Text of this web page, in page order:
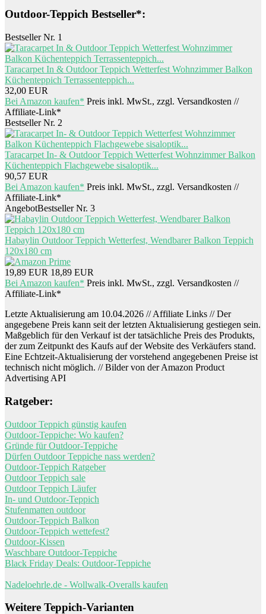
Outdoor-Teppich Bestseller*:
Bestseller Nr. 1
Taracarpet In & Outdoor Teppich Wetterfest Wohnzimmer Balkon
Küchenteppich Terrassenteppich...
32,00 EUR
Bei Amazon kaufen* Preis inkl. MwSt., zzgl. Versandkosten //
Affiliate-Link*
Bestseller Nr. 2
Taracarpet In- & Outdoor Teppich Wetterfest Wohnzimmer Balkon
Küchenteppich Flachgewebe sisaloptik...
90,57 EUR
Bei Amazon kaufen* Preis inkl. MwSt., zzgl. Versandkosten //
Affiliate-Link*
AngebotBestseller Nr. 3
Habaylin Outdoor Teppich Wetterfest, Wendbarer Balkon Teppich
120x180 cm
19,89 EUR 18,89 EUR
Bei Amazon kaufen* Preis inkl. MwSt., zzgl. Versandkosten //
Affiliate-Link*
Letzte Aktualisierung am 10.04.2026 // Affiliate Links // Der
angegebene Preis kann seit der letzten Aktualisierung gestiegen sein.
Maßgeblich für den Verkauf ist der tatsächliche Preis des Produkts,
der zum Zeitpunkt des Kaufs auf der Website des Verkäufers stand.
Eine Echtzeit-Aktualisierung der vorstehend angegebenen Preise ist
technisch nicht möglich. // Bilder von der Amazon Product
Advertising API
Ratgeber:
Outdoor Teppich günstig kaufen
Outdoor-Teppiche: Wo kaufen?
Gründe für Outdoor-Teppiche
Dürfen Outdoor Teppiche nass werden?
Outdoor-Teppich Ratgeber
Outdoor Teppich sale
Outdoor Teppich Läufer
In- und Outdoor-Teppich
Stufenmatten outdoor
Outdoor-Teppich Balkon
Outdoor-Teppich wettefest?
Outdoor-Kissen
Waschbare Outdoor-Teppiche
Black Friday Deals: Outdoor-Teppiche
Nadeloehrle.de - Wollwalk-Overalls kaufen
Weitere Teppich-Varianten